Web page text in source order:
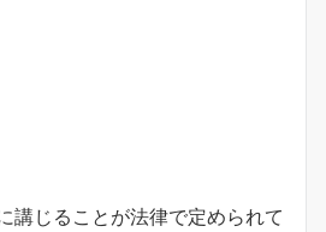
講じることが法律で定められて